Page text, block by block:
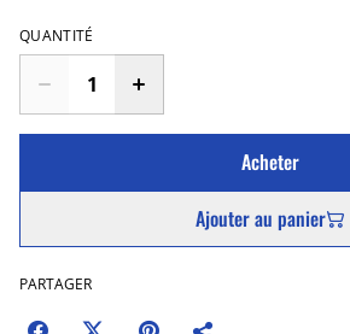
QUANTITÉ
Acheter
Ajouter au panier
PARTAGER